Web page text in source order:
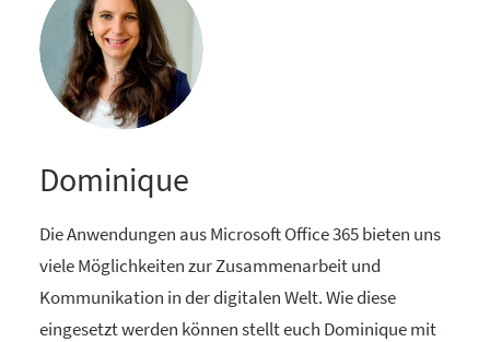
Dominique
Die Anwendungen aus Microsoft Office 365 bieten uns
viele Möglichkeiten zur Zusammenarbeit und
Kommunikation in der digitalen Welt. Wie diese
eingesetzt werden können stellt euch Dominique mit